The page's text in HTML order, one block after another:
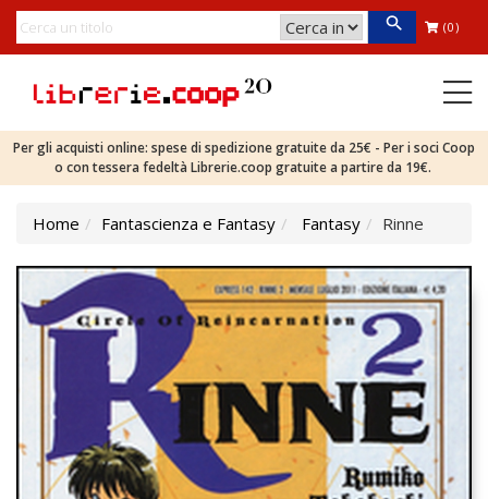
(0)
Per gli acquisti online: spese di spedizione gratuite da 25€ - Per i soci Coop
o con tessera fedeltà Librerie.coop gratuite a partire da 19€.
Home Fantascienza e Fantasy Fantasy Rinne